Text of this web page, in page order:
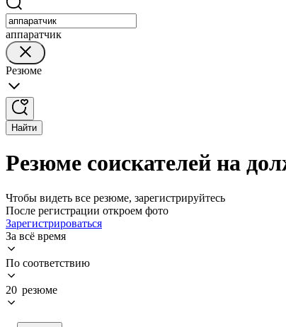
аппаратчик
Резюме
Найти
Резюме соискателей на
Чтобы видеть все резюме, зарегистрируйтесь
После регистрации откроем фото
Зарегистрироваться
За всё время
По соответствию
20 резюме